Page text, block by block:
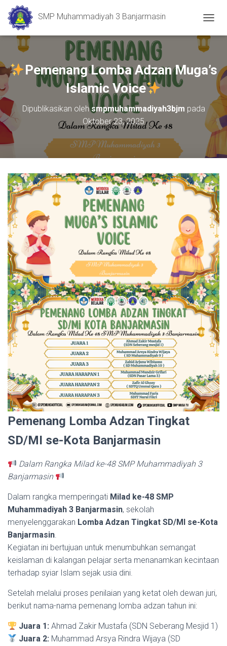
SMP Muhammadiyah 3 Banjarmasin
O
G
L
E
V
A
S
Pemenang Lomba Adzan Muga’s
Islamic Voice
Dipublikasikan olehsmpmuhammadiyah3bjm pada
Oktober 23, 2025
Pemenang Lomba Adzan Tingkat
SD/MI se-Kota Banjarmasin
Dalam Rangka Milad ke-48 SMP Muhammadiyah 3
Banjarmasin
Dalam rangka memperingati Milad ke-48 SMP
Muhammadiyah 3 Banjarmasin, sekolah
menyelenggarakan Lomba Adzan Tingkat SD/MI se-Kota
Banjarmasin.
Kegiatan ini bertujuan untuk menumbuhkan semangat
keislaman di kalangan pelajar serta menanamkan kecintaan
terhadap syiar Islam sejak usia dini.
Setelah melalui proses penilaian yang ketat oleh dewan juri,
berikut nama-nama pemenang lomba adzan tahun ini:
Juara 1: Ahmad Zakir Mustafa (SDN Seberang Mesjid 1)
Juara 2: Muhammad Arsya Rindra Wijaya (SD